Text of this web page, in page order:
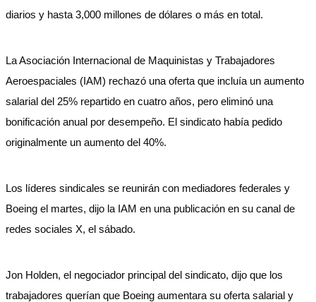
diarios y hasta 3,000 millones de dólares o más en total.
La Asociación Internacional de Maquinistas y Trabajadores
Aeroespaciales (IAM) rechazó una oferta que incluía un aumento
salarial del 25% repartido en cuatro años, pero eliminó una
bonificación anual por desempeño. El sindicato había pedido
originalmente un aumento del 40%.
Los líderes sindicales se reunirán con mediadores federales y
Boeing el martes, dijo la IAM en una publicación en su canal de
redes sociales X, el sábado.
Jon Holden, el negociador principal del sindicato, dijo que los
trabajadores querían que Boeing aumentara su oferta salarial y